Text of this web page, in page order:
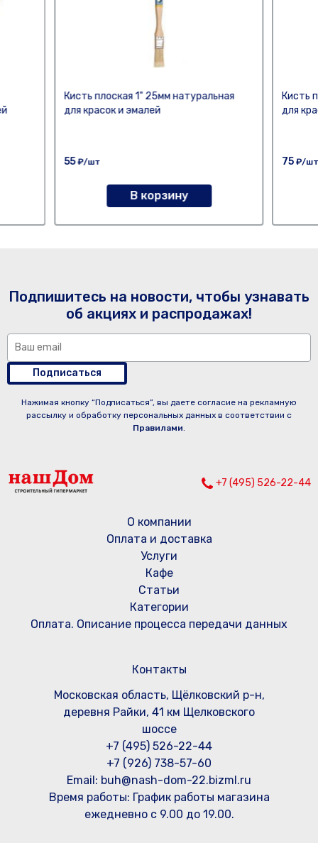
Кисть плоская 1" 25мм натуральная
для красок и эмалей
55₽/шт
В корзину
Кисть
для
75 ₽/
Подпишитесь на новости, чтобы узнавать
об акциях и распродажах!
Подписаться
Нажимая кнопку “Подписаться”, вы даете согласие на рекламную
рассылку и обработку персональных данных в соответствии с
Правилами.
+7 (495) 526-22-44
О компании
Оплата и доставка
Услуги
Кафе
Статьи
Категории
Оплата. Описание процесса передачи данных
Контакты
Московская область, Щёлковский р-н,
деревня Райки, 41 км Щелковского
шоссе
+7 (495) 526-22-44
+7 (926) 738-57-60
Email: buh@nash-dom-22.bizml.ru
Время работы: График работы магазина
ежедневно с 9.00 до 19.00.